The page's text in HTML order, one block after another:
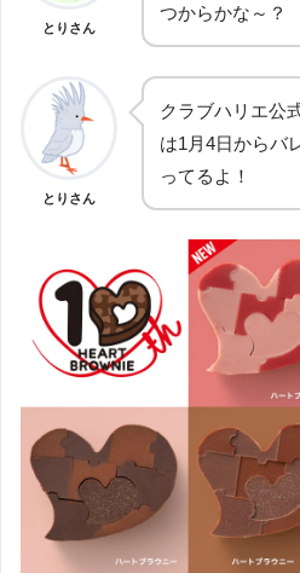
とりさん
つからかな～？
とりさん
クラブハリエ公
は1月4日からバ
ってるよ！